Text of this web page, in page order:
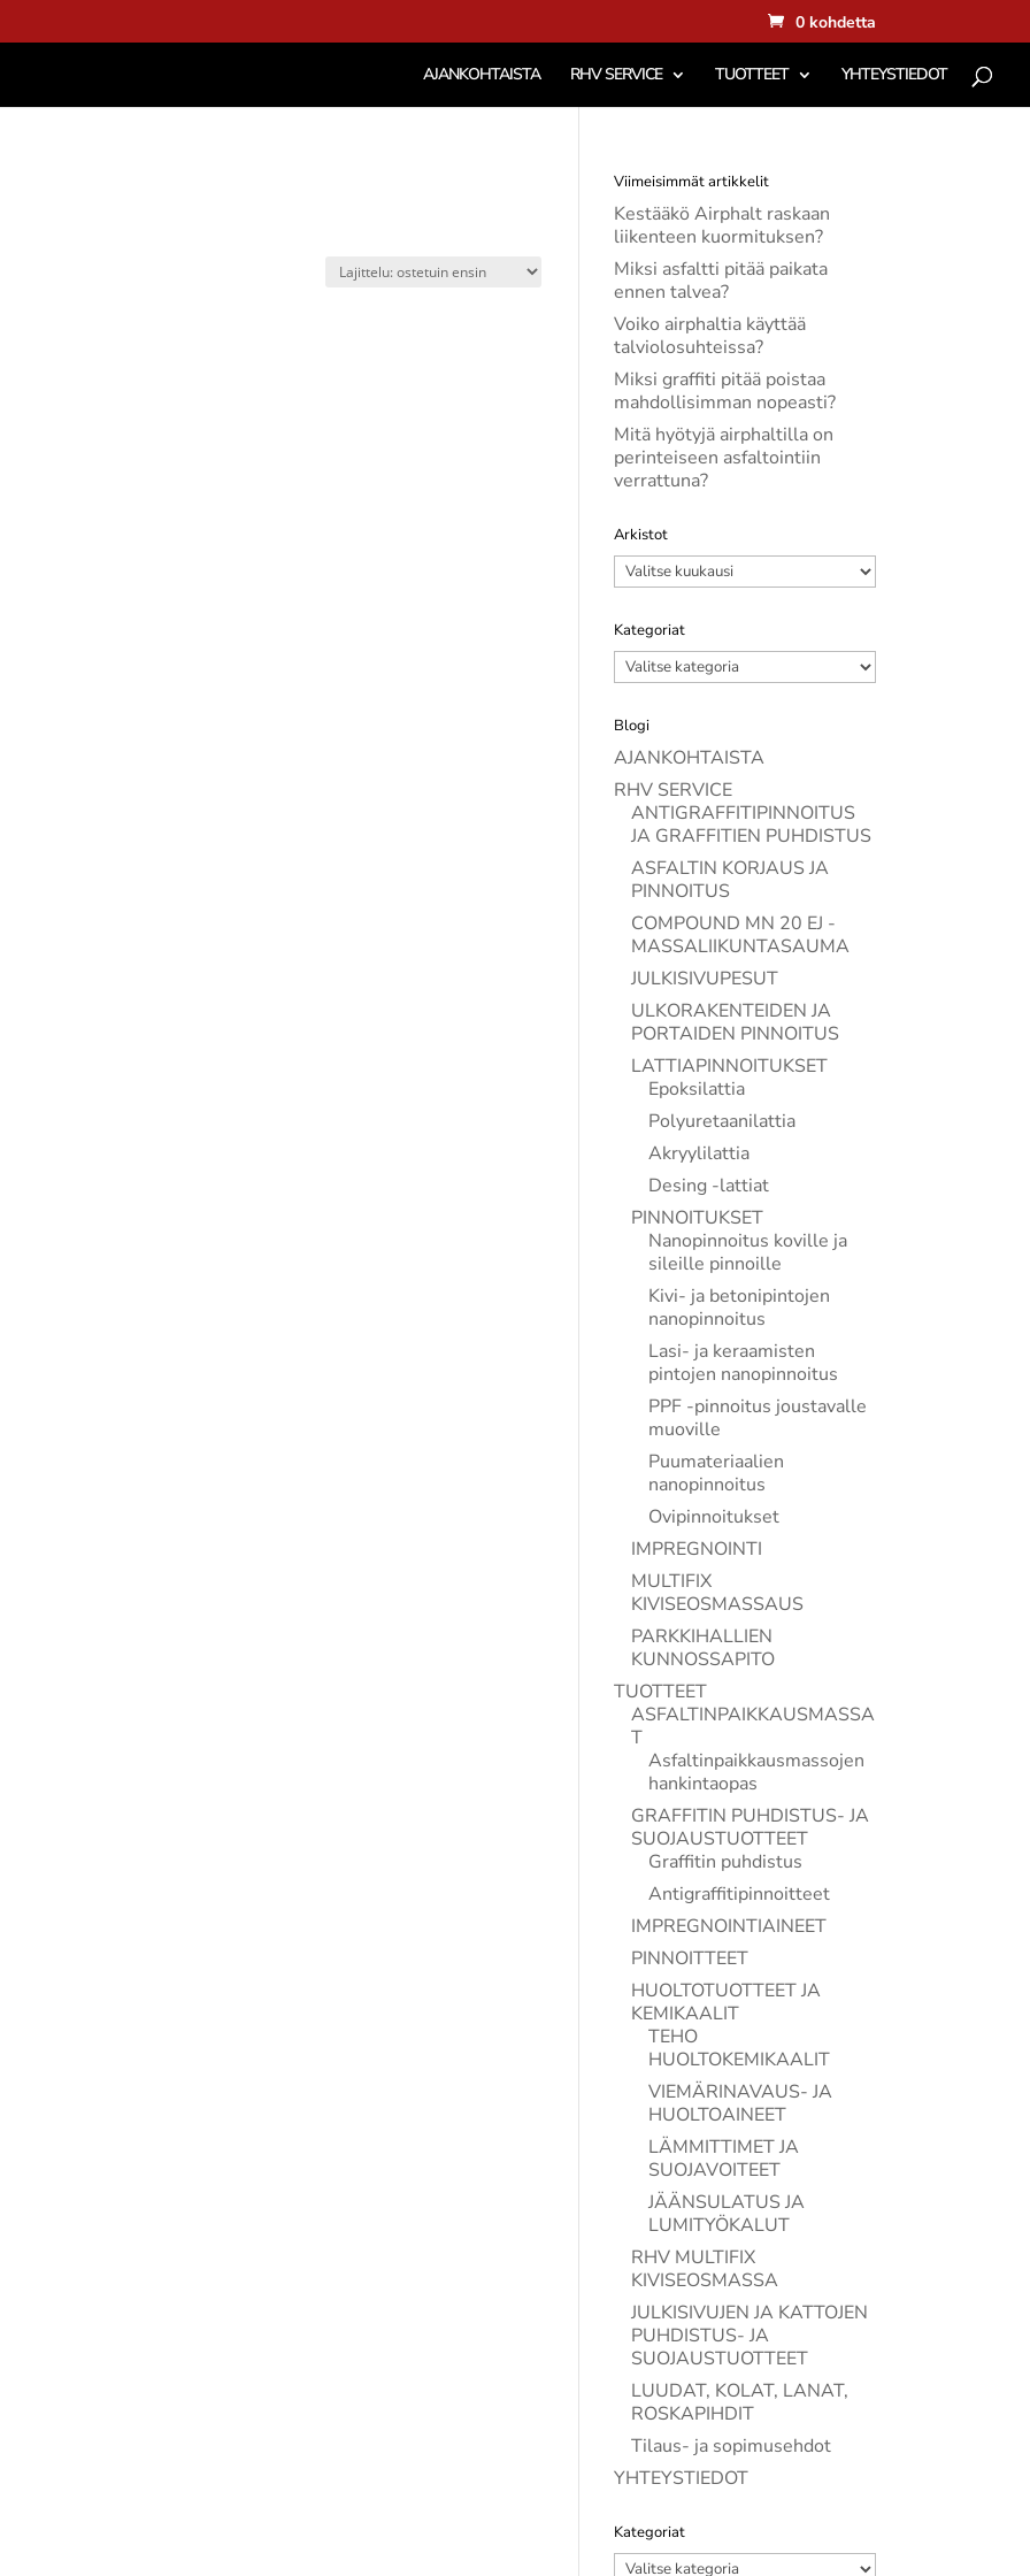
0 kohdetta
AJANKOHTAISTA RHV SERVICE TUOTTEET YHTEYSTIEDOT
Viimeisimmät artikkelit
Kestääkö Airphalt raskaan
liikenteen kuormituksen?
Miksi asfaltti pitää paikata
ennen talvea?
Voiko airphaltia käyttää
talviolosuhteissa?
Miksi graffiti pitää poistaa
mahdollisimman nopeasti?
Mitä hyötyjä airphaltilla on
perinteiseen asfaltointiin
verrattuna?
Arkistot
Arkistot
Kategoriat
Kategoriat
Blogi
AJANKOHTAISTA
RHV SERVICE
ANTIGRAFFITIPINNOITUS
JA GRAFFITIEN PUHDISTUS
ASFALTIN KORJAUS JA
PINNOITUS
COMPOUND MN 20 EJ -
MASSALIIKUNTASAUMA
JULKISIVUPESUT
ULKORAKENTEIDEN JA
PORTAIDEN PINNOITUS
LATTIAPINNOITUKSET
Epoksilattia
Polyuretaanilattia
Akryylilattia
Desing -lattiat
PINNOITUKSET
Nanopinnoitus koville ja
sileille pinnoille
Kivi- ja betonipintojen
nanopinnoitus
Lasi- ja keraamisten
pintojen nanopinnoitus
PPF -pinnoitus joustavalle
muoville
Puumateriaalien
nanopinnoitus
Ovipinnoitukset
IMPREGNOINTI
MULTIFIX
KIVISEOSMASSAUS
PARKKIHALLIEN
KUNNOSSAPITO
TUOTTEET
ASFALTINPAIKKAUSMASSA
T
Asfaltinpaikkausmassojen
hankintaopas
GRAFFITIN PUHDISTUS- JA
SUOJAUSTUOTTEET
Graffitin puhdistus
Antigraffitipinnoitteet
IMPREGNOINTIAINEET
PINNOITTEET
HUOLTOTUOTTEET JA
KEMIKAALIT
TEHO
HUOLTOKEMIKAALIT
VIEMÄRINAVAUS- JA
HUOLTOAINEET
LÄMMITTIMET JA
SUOJAVOITEET
JÄÄNSULATUS JA
LUMITYÖKALUT
RHV MULTIFIX
KIVISEOSMASSA
JULKISIVUJEN JA KATTOJEN
PUHDISTUS- JA
SUOJAUSTUOTTEET
LUUDAT, KOLAT, LANAT,
ROSKAPIHDIT
Tilaus- ja sopimusehdot
YHTEYSTIEDOT
Kategoriat
Kategoriat